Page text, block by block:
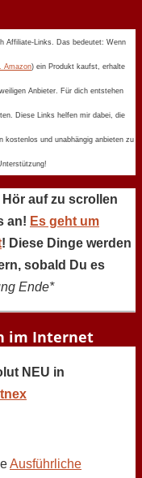
Affiliate-Links. Das bedeutet: Wenn
Amazon) ein Produkt kaufst, erhalte
Anbieter. Für dich entstehen
Diese Links helfen mir dabei, die
kostenlos und unabhängig anbieten zu
Hör auf zu scrollen
an! Es geht um
! Diese Dinge werden
sobald Du es
Ende*
im Internet
NEU in
Ausführliche